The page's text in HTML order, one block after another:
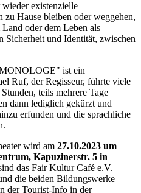
existenzielle
Hause bleiben oder weggehen,
oder dem Leben als
Sicherheit und Identität, zwischen
ist ein
Ruf, der Regisseur, führte viele
teils mehrere Tage
dann lediglich gekürzt und
erfunden und die sprachliche
wird am 27.10.2023 um
Kapuzinerstr. 5 in
das Fair Kultur Café e.V.
die beiden Bildungswerke
der Tourist-Info in der